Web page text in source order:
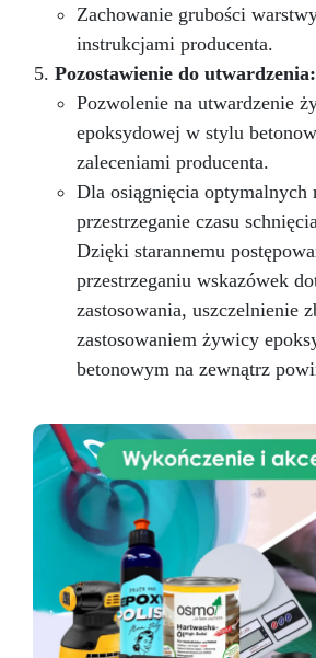
Zachowanie grubości
instrukcjami producenta.
Pozostawienie do utwardzenia:
Pozwolenie na utwardzenie
epoksydowej w stylu
zaleceniami producenta.
Dla osiągnięcia optymalnych
przestrzeganie czasu
Dzięki starannemu
przestrzeganiu wskazówek
zastosowania, uszczelnienie
zastosowaniem żywicy
betonowym na zewnątrz